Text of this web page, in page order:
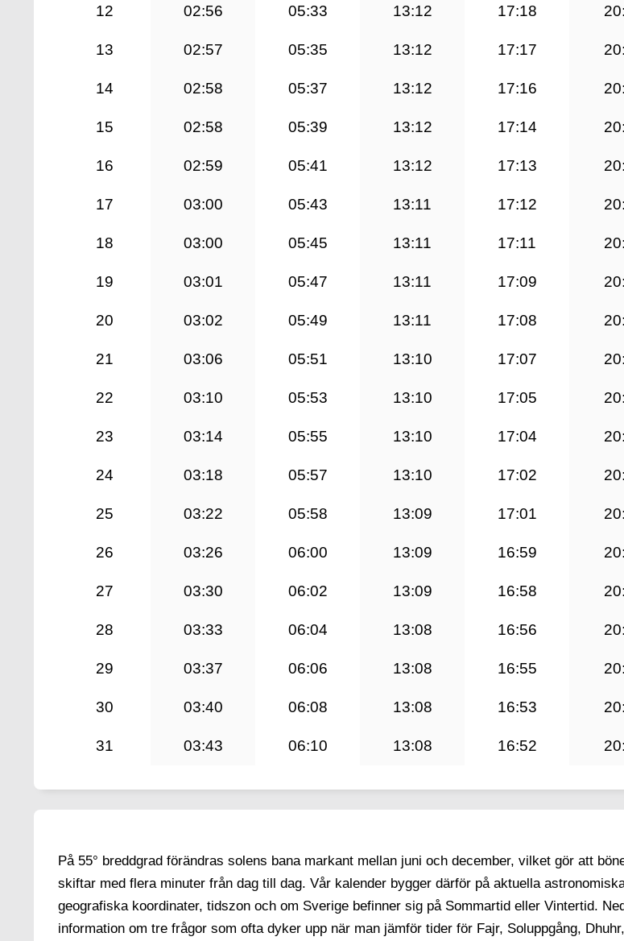
12 02:56 05:33 13:12 17:18
13 02:57 05:35 13:12 17:17
14 02:58 05:37 13:12 17:16
15 02:58 05:39 13:12 17:14
16 02:59 05:41 13:12 17:13
17 03:00 05:43 13:11 17:12
18 03:00 05:45 13:11 17:11
19 03:01 05:47 13:11 17:09
20 03:02 05:49 13:11 17:08
21 03:06 05:51 13:10 17:07
22 03:10 05:53 13:10 17:05
23 03:14 05:55 13:10 17:04
24 03:18 05:57 13:10 17:02
25 03:22 05:58 13:09 17:01
26 03:26 06:00 13:09 16:59
27 03:30 06:02 13:09 16:58
28 03:33 06:04 13:08 16:56
29 03:37 06:06 13:08 16:55
30 03:40 06:08 13:08 16:53
31 03:43 06:10 13:08 16:52
På 55° breddgrad förändras solens bana markant mellan juni och december, vilket gör att
skiftar med flera minuter från dag till dag. Vår kalender bygger därför på aktuella
geografiska koordinater, tidszon och om Sverige befinner sig på Sommartid eller Vintertid.
information om tre frågor som ofta dyker upp när man jämför tider för Fajr, Soluppgång,